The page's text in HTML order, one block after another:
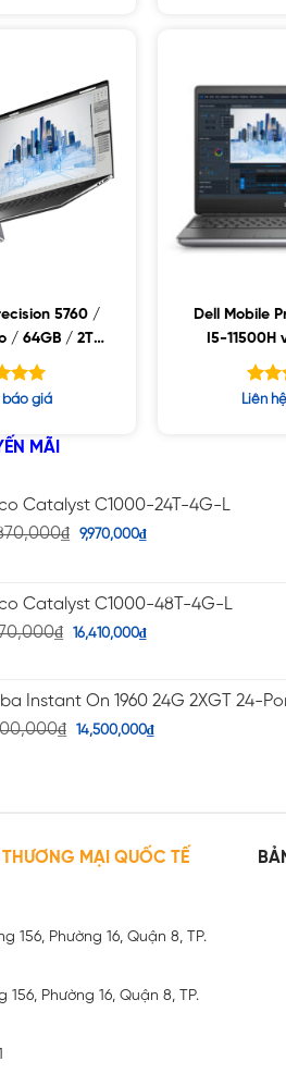
5760 /
/ 64GB / 2TB
A3000 6GB
báo giá
Dell Mobile
I5-11500H
512GB SSD /
Liên
MÃI
Catalyst C1000-24T-4G-L
₫ 9,970,000₫
Catalyst C1000-48T-4G-L
₫ 16,410,000₫
Instant On 1960 24G 2XGT 24-
₫ 14,500,000₫
MẠI QUỐC TẾ
156, Phường 16, Quận 8, TP.
156, Phường 16, Quận 8, TP.